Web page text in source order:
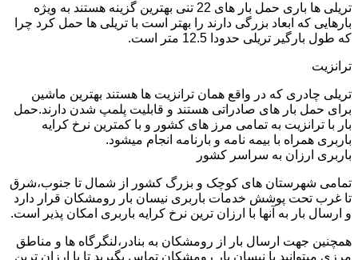
تریلی ها باری حمل بار های 22 تنی بهترین گزینه هستند به ویژه
بارهایی که ابعاد بزرگی دارند را بهتر است با تریلی ها حمل کرد چرا
که طول بارگیر تریلی حدودا 12.5 متر است.
ترانزیت
تریلی چادری که در واقع همان ترانزیت ها هستند بهترین ماشین
برای حمل بار های صادراتی هستند و قابلیت پلمپ شدن دارند.حمل
بار با ترانزیت به تمامی مرز های کشور و با کمترین نرخ کرایه
باربری همراه با بیمه نامه و بارنامه انجام میشود.
باربری ارزان به سراسر کشور
تمامی شهرستان های کوچک و بزرگ کشور از شمال تا جنوب،شرق
تا غرب تحت پوشش خدمات باربری نیسان بار رومشکان قرار دارد
و ارسال بار به آنها با ارزان ترین نرخ کرایه باربری امکان پذیر است.
همچنین جهت ارسال بار از رومشکان به بنادر،لنگرگاه ها و مناطق
مرزی میتوانید با نیسان بار رومشکان تماس بگیرید تا با ارزان ترین